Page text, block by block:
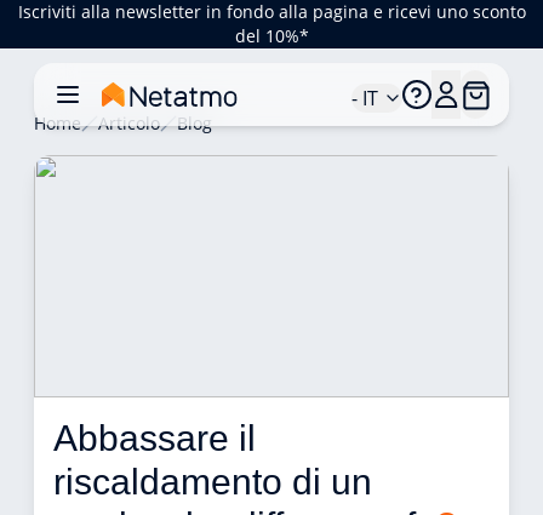
Iscriviti alla newsletter in fondo alla pagina e ricevi uno sconto
del 10%*
- IT
Home Articolo Blog
Abbassare il
riscaldamento di un